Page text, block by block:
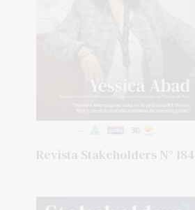
Revista Stakeholders N° 184